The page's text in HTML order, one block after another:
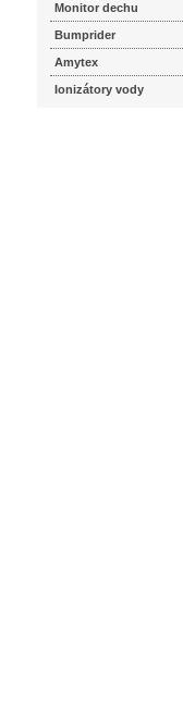
Monitor dechu
Bumprider
Amytex
Ionizátory vody